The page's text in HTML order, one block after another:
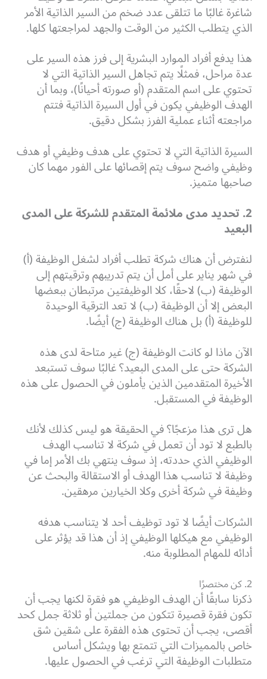
شاغرة غالبًا ما تتلقى عدد ضخم من السير الذاتية الأمر
الذي يتطلب الكثير من الوقت والجهد لمراجعتها كلها.
هذا يدفع أفراد الموارد البشرية إلى فرز هذه السير على
عدة مراحل، فمثلًا يتم تجاهل السير الذاتية التي لا
تحتوي على اسم المتقدم (أو صورته أحيانًا)، وبما أن
الهدف الوظيفي يكون في أول السيرة الذاتية فتتم
مراجعته أثناء عملية الفرز بشكل دقيق.
السيرة الذاتية التي لا تحتوي على هدف وظيفي أو هدف
وظيفي واضح سوف يتم إقصائها على الفور مهما كان
صاحبها متميز.
2. تحديد مدى ملائمة المتقدم للشركة على المدى
البعيد
لنفترض أن هناك شركة تطلب أفراد لشغل الوظيفة (أ)
في شهر يناير على أمل أن يتم تدريبهم وترقيتهم إلى
الوظيفة (ب) لاحقًا، كلا الوظيفتين مرتبطان ببعضها
البعض إلا أن الوظيفة (ب) لا تعد الترقية الوحيدة
للوظيفة (أ) بل هناك الوظيفة (ج) أيضًا.
الآن ماذا لو كانت الوظيفة (ج) غير متاحة لدى هذه
الشركة حتى على المدى البعيد؟ غالبًا سوف تستبعد
الأخيرة المتقدمين الذين يأملون في الحصول على هذه
الوظيفة في المستقبل.
هل ترى هذا مزعجًا؟ في الحقيقة هو ليس كذلك لأنك
بالطبع لا تود أن تعمل في شركة لا تناسب الهدف
الوظيفي الذي حددته، إذ سوف ينتهي بك الأمر إما في
وظيفة لا تناسب هذا الهدف أو الاستقالة والبحث عن
وظيفة في شركة أخرى وكلا الخيارين مرهقين.
الشركات أيضًا لا تود توظيف أحد لا يتناسب هدفه
الوظيفي مع هيكلها الوظيفي إذ أن هذا قد يؤثر على
أدائه للمهام المطلوبة منه.
2. كن مختصرًا
ذكرنا سابقًا أن الهدف الوظيفي هو فقرة لكنها يجب أن
تكون فقرة قصيرة تتكون من جملتين أو ثلاثة جمل كحد
أقصى، يجب أن تحتوى هذه الفقرة على شقين شق
خاص بالمميزات التي تتمتع بها ويشكل أساس
متطلبات الوظيفة التي ترغب في الحصول عليها.